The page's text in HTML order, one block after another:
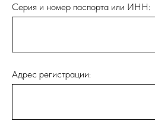
Серия и номер паспорта или ИНН:
Адрес регистрации: